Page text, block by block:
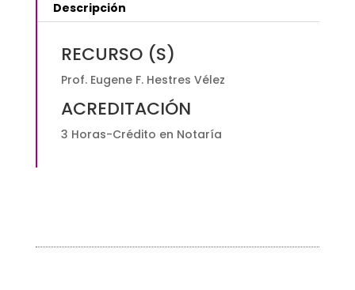
Descripción
RECURSO (S)
Prof. Eugene F. Hestres Vélez
ACREDITACIÓN
3 Horas-Crédito en Notaría